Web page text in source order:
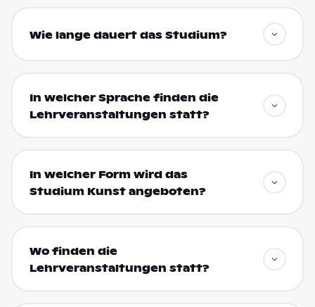
Wie lange dauert das Studium?
In welcher Sprache finden die
Lehrveranstaltungen statt?
In welcher Form wird das
Studium Kunst angeboten?
Wo finden die
Lehrveranstaltungen statt?